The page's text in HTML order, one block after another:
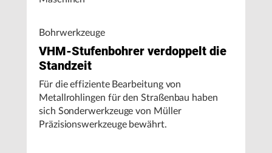
Bohrwerkzeuge
VHM-Stufenbohrer verdoppelt die
Standzeit
Für die effiziente Bearbeitung von
Metallrohlingen für den Straßenbau haben
sich Sonderwerkzeuge von Müller
Präzisionswerkzeuge bewährt.